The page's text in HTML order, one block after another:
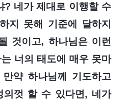
? 네가 제대로 이행할 수
지 못해 기준에 달하지
것이고, 하나님은 이런
너의 태도에 매우 못마
약 하나님께 기도하고
의껏 할 수 있다면, 네가